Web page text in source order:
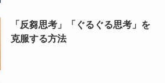
「反芻思考」「ぐるぐる思考」を
克服する方法